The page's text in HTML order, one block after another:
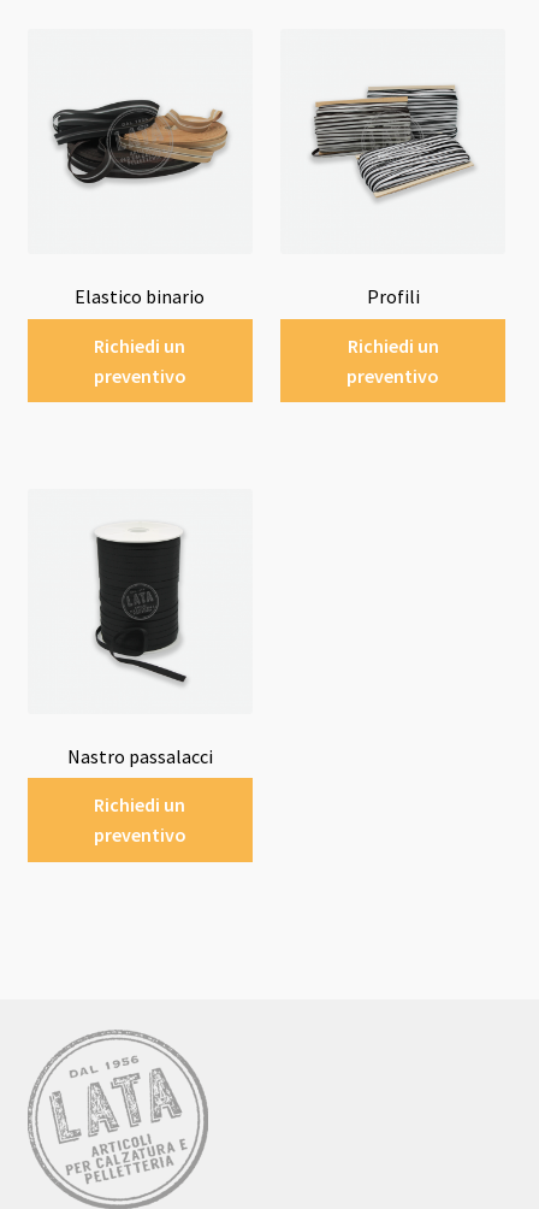
Elastico binario
Richiedi un
preventivo
Profili
Richiedi un
preventivo
Nastro passalacci
Richiedi un
preventivo